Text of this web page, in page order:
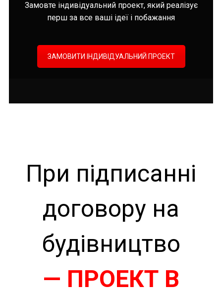
Замовте індивідуальний проект, який реалізує
перш за все ваші ідеї і побажання
ЗАМОВИТИ ІНДИВІДУАЛЬНИЙ ПРОЕКТ
При підписанні
договору на
будівництво
— ПРОЕКТ В